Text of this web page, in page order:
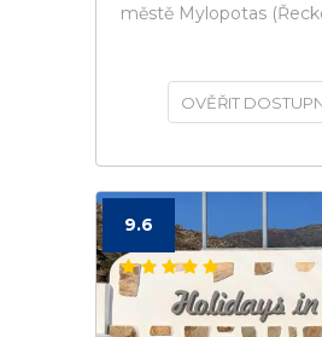
městě Mylopotas
OVĚŘIT
9.6